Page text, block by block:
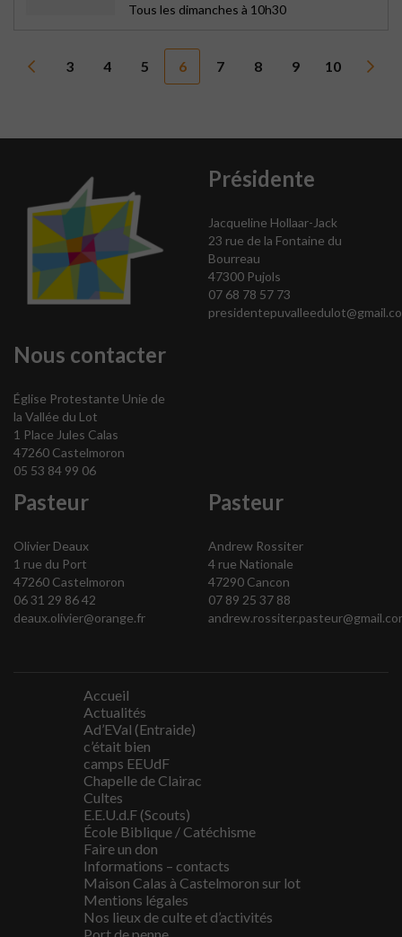
Tous les dimanches à 10h30
3 4 5 6 7 8 9 10
Nous contacter
Église Protestante Unie de
la Vallée du Lot
1 Place Jules Calas
47260 Castelmoron
05 53 84 99 06
Présidente
Jacqueline Hollaar-Jack
23 rue de la Fontaine du
Bourreau
47300 Pujols
07 68 78 57 73
Pasteur
Olivier Deaux
1 rue du Port
47260 Castelmoron
06 31 29 86 42
deaux.olivier@orange.fr
Pasteur
Andrew Rossiter
4 rue Nationale
47290 Cancon
07 89 25 37 88
Accueil
Actualités
Ad’EVal (Entraide)
c’était bien
camps EEUdF
Chapelle de Clairac
Cultes
E.E.U.d.F (Scouts)
École Biblique / Catéchisme
Faire un don
Informations – contacts
Maison Calas à Castelmoron sur lot
Mentions légales
Nos lieux de culte et d’activités